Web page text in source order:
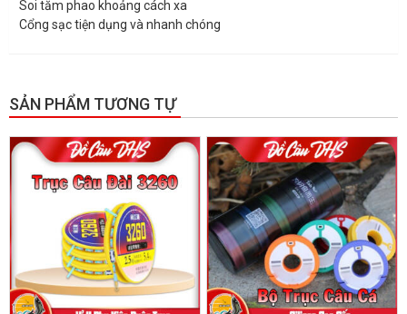
Soi tăm phao khoảng cách xa
Cổng sạc tiện dụng và nhanh chóng
SẢN PHẨM TƯƠNG TỰ
GIẢM GIÁ! GIẢM GIÁ!